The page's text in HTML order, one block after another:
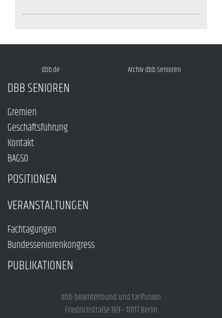
dbb.de Archiv dbb Senioren
DBB SENIOREN
Gremien
Geschäftsführung
Kontakt
BAGSO
POSITIONEN
VERANSTALTUNGEN
Fachtagungen
Bundesseniorenkongress
PUBLIKATIONEN
dbb beamtenbund und tarifunion
Friedrichstraße 169 • 10117 Berlin